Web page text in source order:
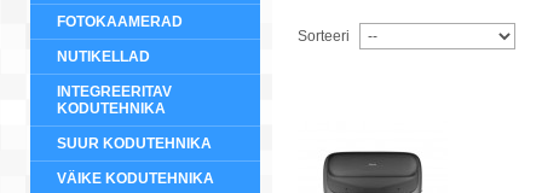
FOTOKAAMERAD
NUTIKELLAD
INTEGREERITAV
KODUTEHNIKA
SUUR KODUTEHNIKA
VÄIKE KODUTEHNIKA
Sorteeri